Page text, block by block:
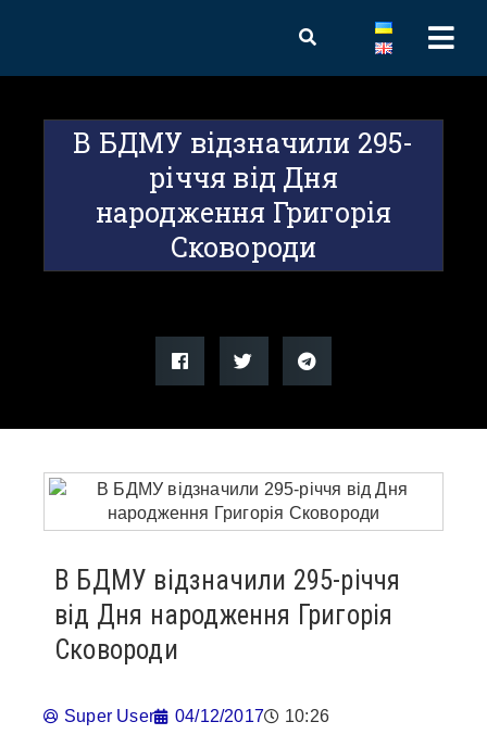
В БДМУ відзначили 295-
річчя від Дня
народження Григорія
Сковороди
В БДМУ відзначили 295-річчя
від Дня народження Григорія
Сковороди
Super User 04/12/2017 10:26